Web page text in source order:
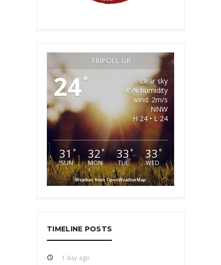
TRIPOLI, GR
24°
clear sky
45% humidity
wind: 2m/s
NNW
H 24 • L 24
31 °
SUN
32°
MON
33°
TUE
33 °
WED
Weather from OpenWeatherMap
TIMELINE POSTS
1 day ago